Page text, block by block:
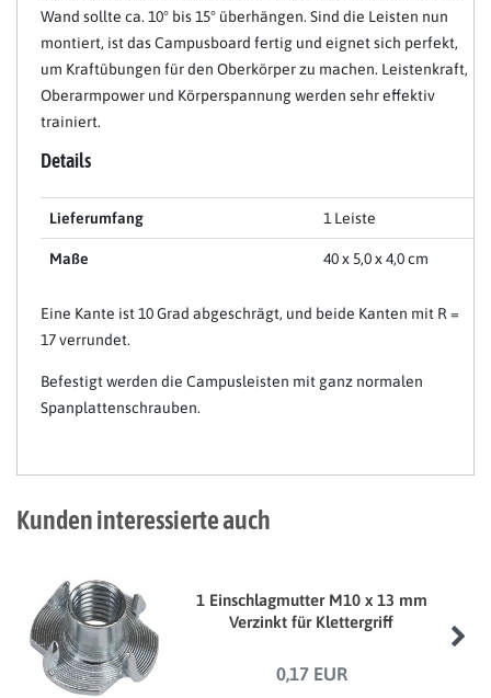
Wand sollte ca. 10° bis 15° überhängen. Sind die Leisten nun
montiert, ist das Campusboard fertig und eignet sich perfekt,
um Kraftübungen für den Oberkörper zu machen. Leistenkraft,
Oberarmpower und Körperspannung werden sehr effektiv
trainiert.
Details
Lieferumfang 1 Leiste
Maße 40 x 5,0 x 4,0 cm
Eine Kante ist 10 Grad abgeschrägt, und beide Kanten mit R =
17 verrundet.
Befestigt werden die Campusleisten mit ganz normalen
Spanplattenschrauben.
Kunden interessierte auch
1 Einschlagmutter M10 x 13 mm
Verzinkt für Klettergriff
0,17 EUR